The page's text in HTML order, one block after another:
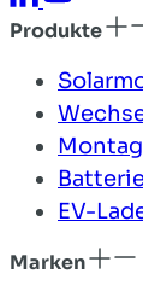
Produkte
EV-
Marken